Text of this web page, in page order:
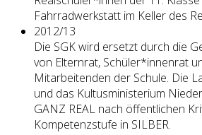
Fahrradwerkstatt im Keller des
2012/13
Die SGK wird ersetzt durch die
von Elternrat, Schüler*innenrat
Mitarbeitenden der Schule. Die
und das Kultusministerium
GANZ REAL nach öffentlichen
Kompetenzstufe in SILBER.